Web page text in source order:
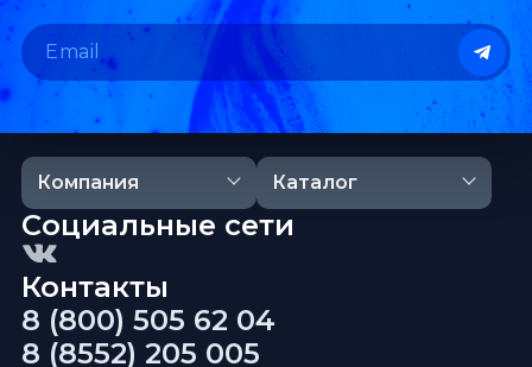
Компания Каталог
Контакты
8 (800) 505 62 04
8 (8552) 205 005
Социальные сети